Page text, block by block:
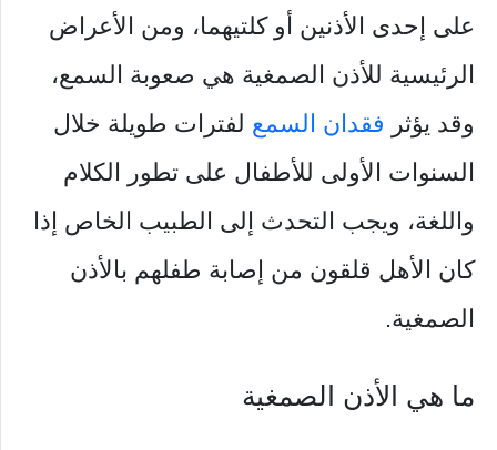
على إحدى الأذنين أو كلتيهما، ومن الأعراض
الرئيسية للأذن الصمغية هي صعوبة السمع،
وقد يؤثر فقدان السمع لفترات طويلة خلال
السنوات الأولى للأطفال على تطور الكلام
واللغة، ويجب التحدث إلى الطبيب الخاص إذا
كان الأهل قلقون من إصابة طفلهم بالأذن
الصمغية.
ما هي الأذن الصمغية